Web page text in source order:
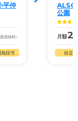
平仲
保険料)
知症可
公園
月額
自立